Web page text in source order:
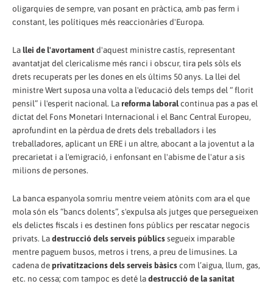
oligarquies de sempre, van posant en pràctica, amb pas ferm i
constant, les polítiques més reaccionàries d'Europa.
Lallei de l'avortamentd'aquest ministre castís, representant
avantatjat del clericalisme més ranci i obscur, tira pels sòls els
drets recuperats per les dones en els últims 50 anys. La llei del
ministre Wert suposa una volta a l'educació dels temps del “ florit
pensil” i l'esperit nacional. Lareforma laboralcontinua pas a pas el
dictat del Fons Monetari Internacional i el Banc Central Europeu,
aprofundint en la pèrdua de drets dels treballadors i les
treballadores, aplicant un ERE i un altre, abocant a la joventut a la
precarietat i a l'emigració, i enfonsant en l'abisme de l'atur a sis
milions de persones.
La banca espanyola somriu mentre veiem atònits com ara el que
mola són els “bancs dolents”, s'expulsa als jutges que persegueixen
els delictes fiscals i es destinen fons públics per rescatar negocis
privats. Ladestrucció dels serveis públicssegueix imparable
mentre paguem busos, metros i trens, a preu de limusines. La
cadena deprivatitzacions dels serveis bàsicscom l’aigua, llum, gas,
etc. no cessa; com tampoc es deté ladestrucció de la sanitat